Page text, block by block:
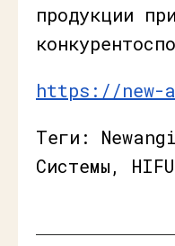
продукции
https://new-
Теги:
Системы,